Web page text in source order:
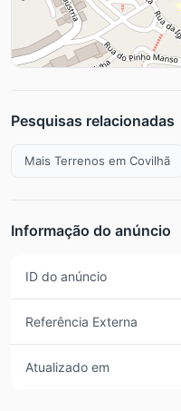
Pesquisas relacionadas
Mais Terrenos em Covilhã
Informação do anúncio
ID do anúncio
Referência Externa
Atualizado em